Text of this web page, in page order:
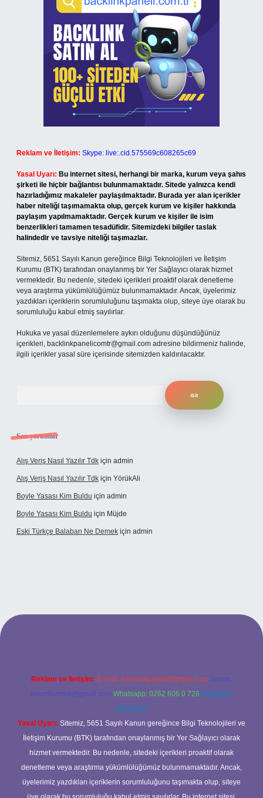
Reklam ve İletişim: Skype: live:.cid.575569c608265c69
Yasal Uyarı: Bu internet sitesi, herhangi bir marka, kurum veya şahıs
şirketi ile hiçbir bağlantısı bulunmamaktadır. Sitede yalnızca kendi
hazırladığımız makaleler paylaşılmaktadır. Burada yer alan içerikler
haber niteliği taşımamakta olup, gerçek kurum ve kişiler hakkında
paylaşım yapılmamaktadır. Gerçek kurum ve kişiler ile isim
benzerlikleri tamamen tesadüfidir. Sitemizdeki bilgiler taslak
halindedir ve tavsiye niteliği taşımazlar.
Sitemiz, 5651 Sayılı Kanun gereğince Bilgi Teknolojileri ve İletişim
Kurumu (BTK) tarafından onaylanmış bir Yer Sağlayıcı olarak hizmet
vermektedir. Bu nedenle, sitedeki içerikleri proaktif olarak denetleme
veya araştırma yükümlülüğümüz bulunmamaktadır. Ancak, üyelerimiz
yazdıkları içeriklerin sorumluluğunu taşımakta olup, siteye üye olarak bu
sorumluluğu kabul etmiş sayılırlar.
Hukuka ve yasal düzenlemelere aykırı olduğunu düşündüğünüz
içerikleri, backlinkpanelicomtr@gmail.com adresine bildirmeniz halinde,
ilgili içerikler yasal süre içerisinde sitemizden kaldırılacaktır.
Son yorumlar
Alış Veriş Nasıl Yazılır Tdk için admin
Alış Veriş Nasıl Yazılır Tdk için YörükAli
Boyle Yasası Kim Buldu için admin
Boyle Yasası Kim Buldu için Müjde
Eski Türkçe Balaban Ne Demek için admin
casino
Reklam ve İletişim: E-mail: backlinkpaneli@gmail.com Teams:
forumhizmeti@gmail.com Whatsapp: 0262 606 0 726 Telegram:
@karabul
Yasal Uyarı: Sitemiz, 5651 Sayılı Kanun gereğince Bilgi Teknolojileri ve
İletişim Kurumu (BTK) tarafından onaylanmış bir Yer Sağlayıcı olarak
hizmet vermektedir. Bu nedenle, sitedeki içerikleri proaktif olarak
denetleme veya araştırma yükümlülüğümüz bulunmamaktadır. Ancak,
üyelerimiz yazdıkları içeriklerin sorumluluğunu taşımakta olup, siteye